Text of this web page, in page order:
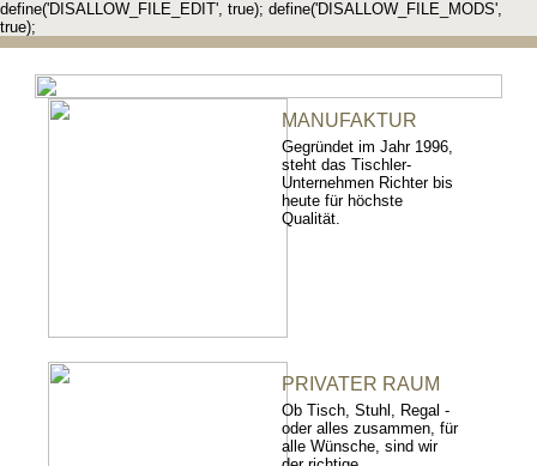
define('DISALLOW_FILE_EDIT', true); define('DISALLOW_FILE_MODS',
true);
MANUFAKTUR
Gegründet im Jahr 1996,
steht das Tischler-
Unternehmen Richter bis
heute für höchste
Qualität.
PRIVATER RAUM
Ob Tisch, Stuhl, Regal -
oder alles zusammen, für
alle Wünsche, sind wir